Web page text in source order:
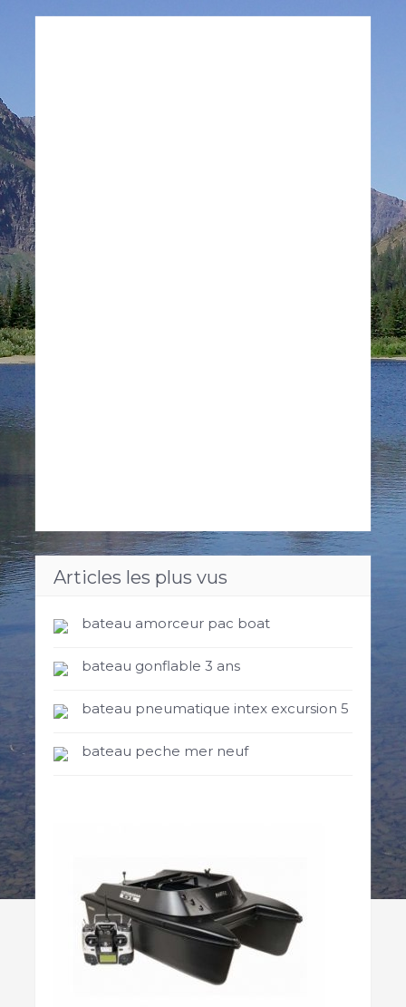
Articles les plus vus
bateau amorceur pac boat
bateau gonflable 3 ans
bateau pneumatique intex excursion 5
bateau peche mer neuf